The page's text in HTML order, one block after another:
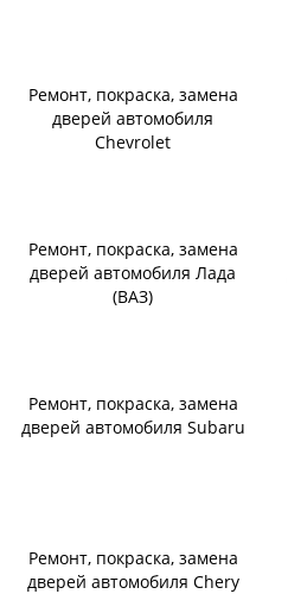
Ремонт, покраска, замена
дверей автомобиля
Chevrolet
Ремонт, покраска, замена
дверей автомобиля Лада
(ВАЗ)
Ремонт, покраска, замена
дверей автомобиля Subaru
Ремонт, покраска, замена
дверей автомобиля Chery